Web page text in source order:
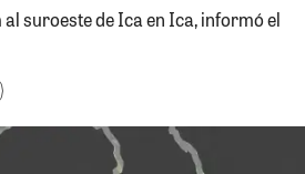
suroeste de Ica en Ica, informó el